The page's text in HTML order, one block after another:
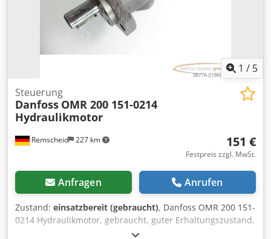
1 / 5
Remscheid 227 km
Steuerung
Danfoss OMR 200 151-0214
Hydraulikmotor
151 €
Festpreis zzgl. MwSt.
Anfragen Anrufen
Zustand: einsatzbereit (gebraucht), Danfoss OMR 200 151-
0214 Hydraulikmotor, gebraucht, guter Erhaltungszustand,
100% funktionsfähig, Lieferumfang gem. Fotos Crodpsy Nn